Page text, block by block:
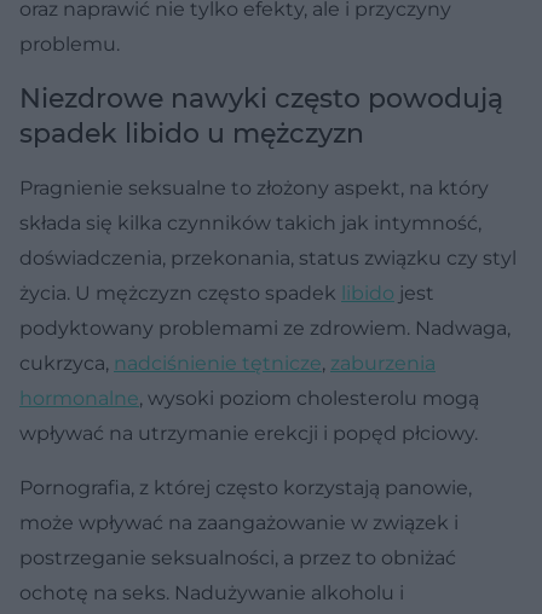
oraz naprawić nie tylko efekty, ale i przyczyny
problemu.
Niezdrowe nawyki często powodują
spadek libido u mężczyzn
Pragnienie seksualne to złożony aspekt, na który
składa się kilka czynników takich jak intymność,
doświadczenia, przekonania, status związku czy styl
życia. U mężczyzn często spadek libido jest
podyktowany problemami ze zdrowiem. Nadwaga,
cukrzyca, nadciśnienie tętnicze, zaburzenia
hormonalne, wysoki poziom cholesterolu mogą
wpływać na utrzymanie erekcji i popęd płciowy.
Pornografia, z której często korzystają panowie,
może wpływać na zaangażowanie w związek i
postrzeganie seksualności, a przez to obniżać
ochotę na seks. Nadużywanie alkoholu i